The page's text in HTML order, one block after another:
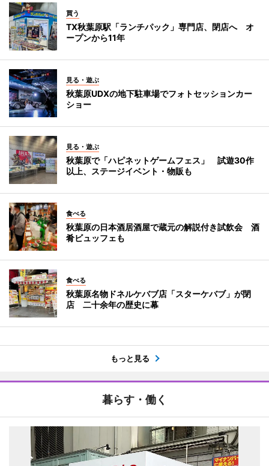
買う
TX秋葉原駅「ランチパック」専門店、閉店へ オ
ープンから11年
見る・遊ぶ
秋葉原UDXの地下駐車場でフォトセッションカー
ショー
見る・遊ぶ
秋葉原で「ハピネットゲームフェス」 試遊30作
以上、ステージイベント・物販も
食べる
秋葉原の日本酒居酒屋で蔵元の解説付き試飲会 酒
肴ビュッフェも
食べる
秋葉原名物ドネルケバブ店「スターケバブ」が閉
店 二十余年の歴史に幕
もっと見る
暮らす・働く